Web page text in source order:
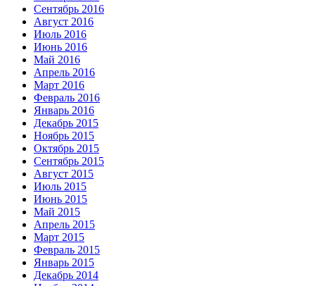
Сентябрь 2016
Август 2016
Июль 2016
Июнь 2016
Май 2016
Апрель 2016
Март 2016
Февраль 2016
Январь 2016
Декабрь 2015
Ноябрь 2015
Октябрь 2015
Сентябрь 2015
Август 2015
Июль 2015
Июнь 2015
Май 2015
Апрель 2015
Март 2015
Февраль 2015
Январь 2015
Декабрь 2014